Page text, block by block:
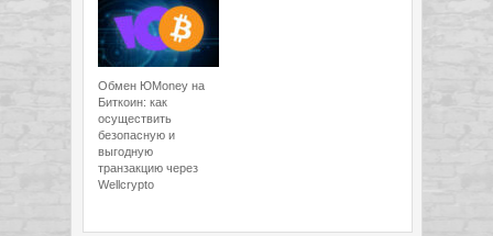
Обмен ЮMoney на
Биткоин: как
осуществить
безопасную и
выгодную
транзакцию через
Wellcrypto